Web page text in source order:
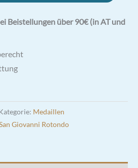
Beistellungen über 90€ (in AT und
Medaillen
Giovanni Rotondo